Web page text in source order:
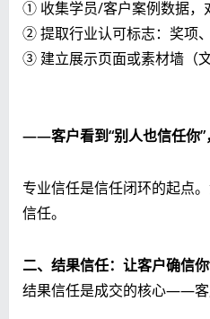
① 收集学员/客户案例数据，
② 提取行业认可标志：奖项
③ 建立展示页面或素材墙（
——客户看到“别人也信任你”
专业信任是信任闭环的起点
信任。
二、结果信任：让客户确信
结果信任是成交的核心——客